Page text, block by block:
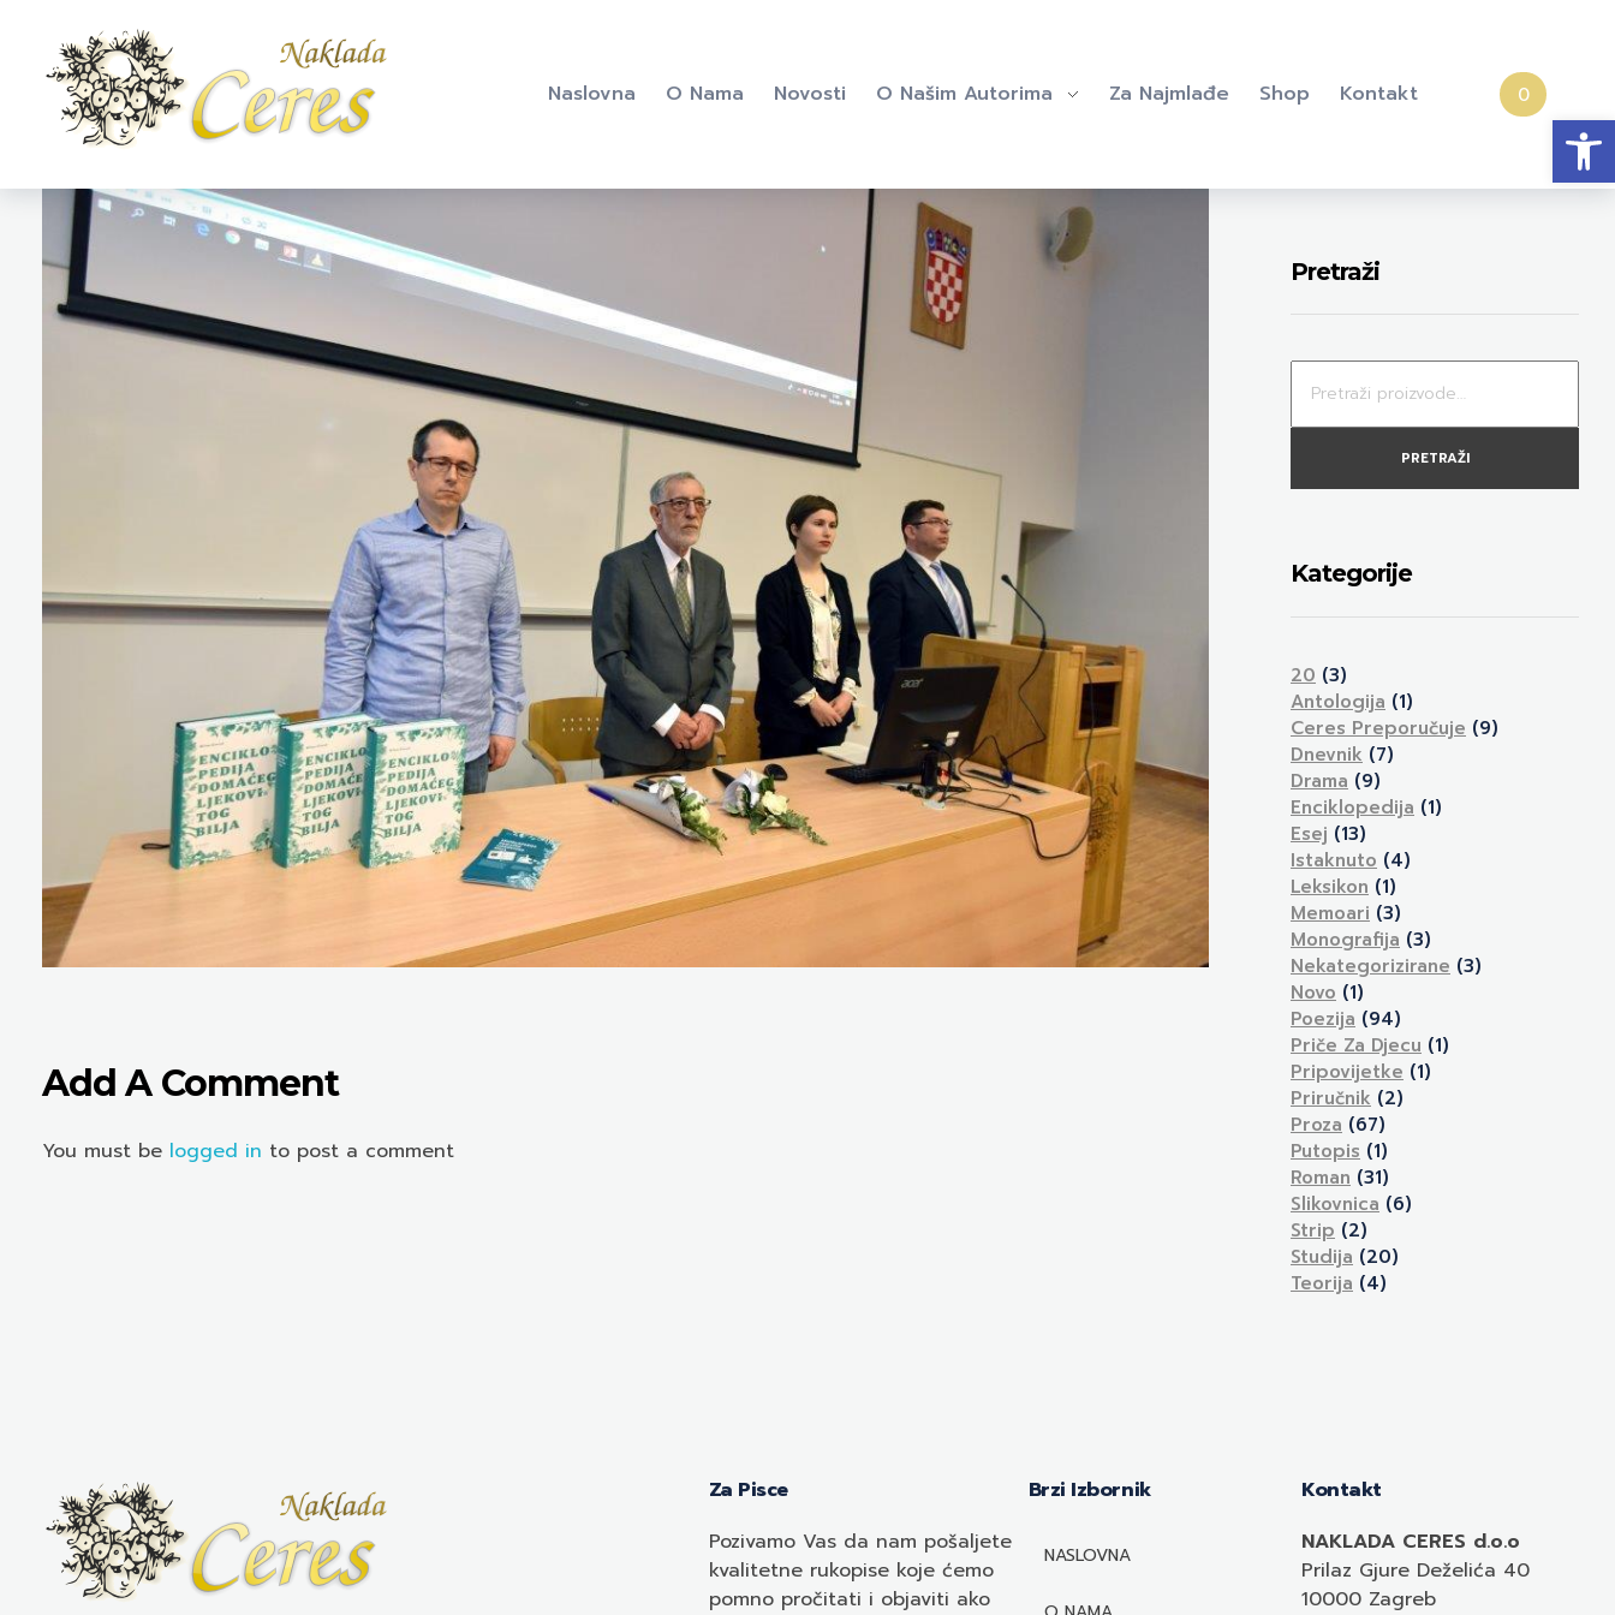
Naslovna O Nama Novosti O Našim Autorima Za Najmlađe Shop Kontakt 0
Add A Comment
You must be logged in to post a comment
Pretraži
PRETRAŽI
Kategorije
20 (3)
Antologija (1)
Ceres Preporučuje (9)
Dnevnik (7)
Drama (9)
Enciklopedija (1)
Esej (13)
Istaknuto (4)
Leksikon (1)
Memoari (3)
Monografija (3)
Nekategorizirane (3)
Novo (1)
Poezija (94)
Priče Za Djecu (1)
Pripovijetke (1)
Priručnik (2)
Proza (67)
Putopis (1)
Roman (31)
Slikovnica (6)
Strip (2)
Studija (20)
Teorija (4)
Za Pisce
Pozivamo Vasda nam pošaljete
kvalitetne rukopise koje ćemo
pomno pročitati i objaviti ako
Brzi Izbornik
NASLOVNA
Kontakt
NAKLADA CERES d.o.o
Prilaz Gjure Deželića 40
10000 Zagreb